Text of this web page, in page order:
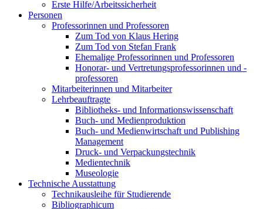
Erste Hilfe/Arbeitssicherheit
Personen
Professorinnen und Professoren
Zum Tod von Klaus Hering
Zum Tod von Stefan Frank
Ehemalige Professorinnen und Professoren
Honorar- und Vertretungsprofessorinnen und -
professoren
Mitarbeiterinnen und Mitarbeiter
Lehrbeauftragte
Bibliotheks- und Informationswissenschaft
Buch- und Medienproduktion
Buch- und Medienwirtschaft und Publishing
Management
Druck- und Verpackungstechnik
Medientechnik
Museologie
Technische Ausstattung
Technikausleihe für Studierende
Bibliographicum